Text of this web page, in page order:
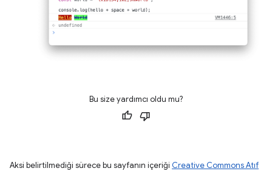
Bu size yardımcı oldu mu?
Aksi belirtilmediği sürece bu sayfanın içeriği Creative Commons Atıf